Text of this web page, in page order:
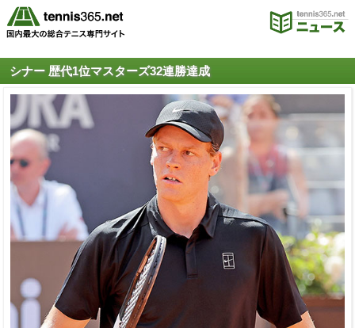
シナー 歴代1位マスターズ32連勝達成